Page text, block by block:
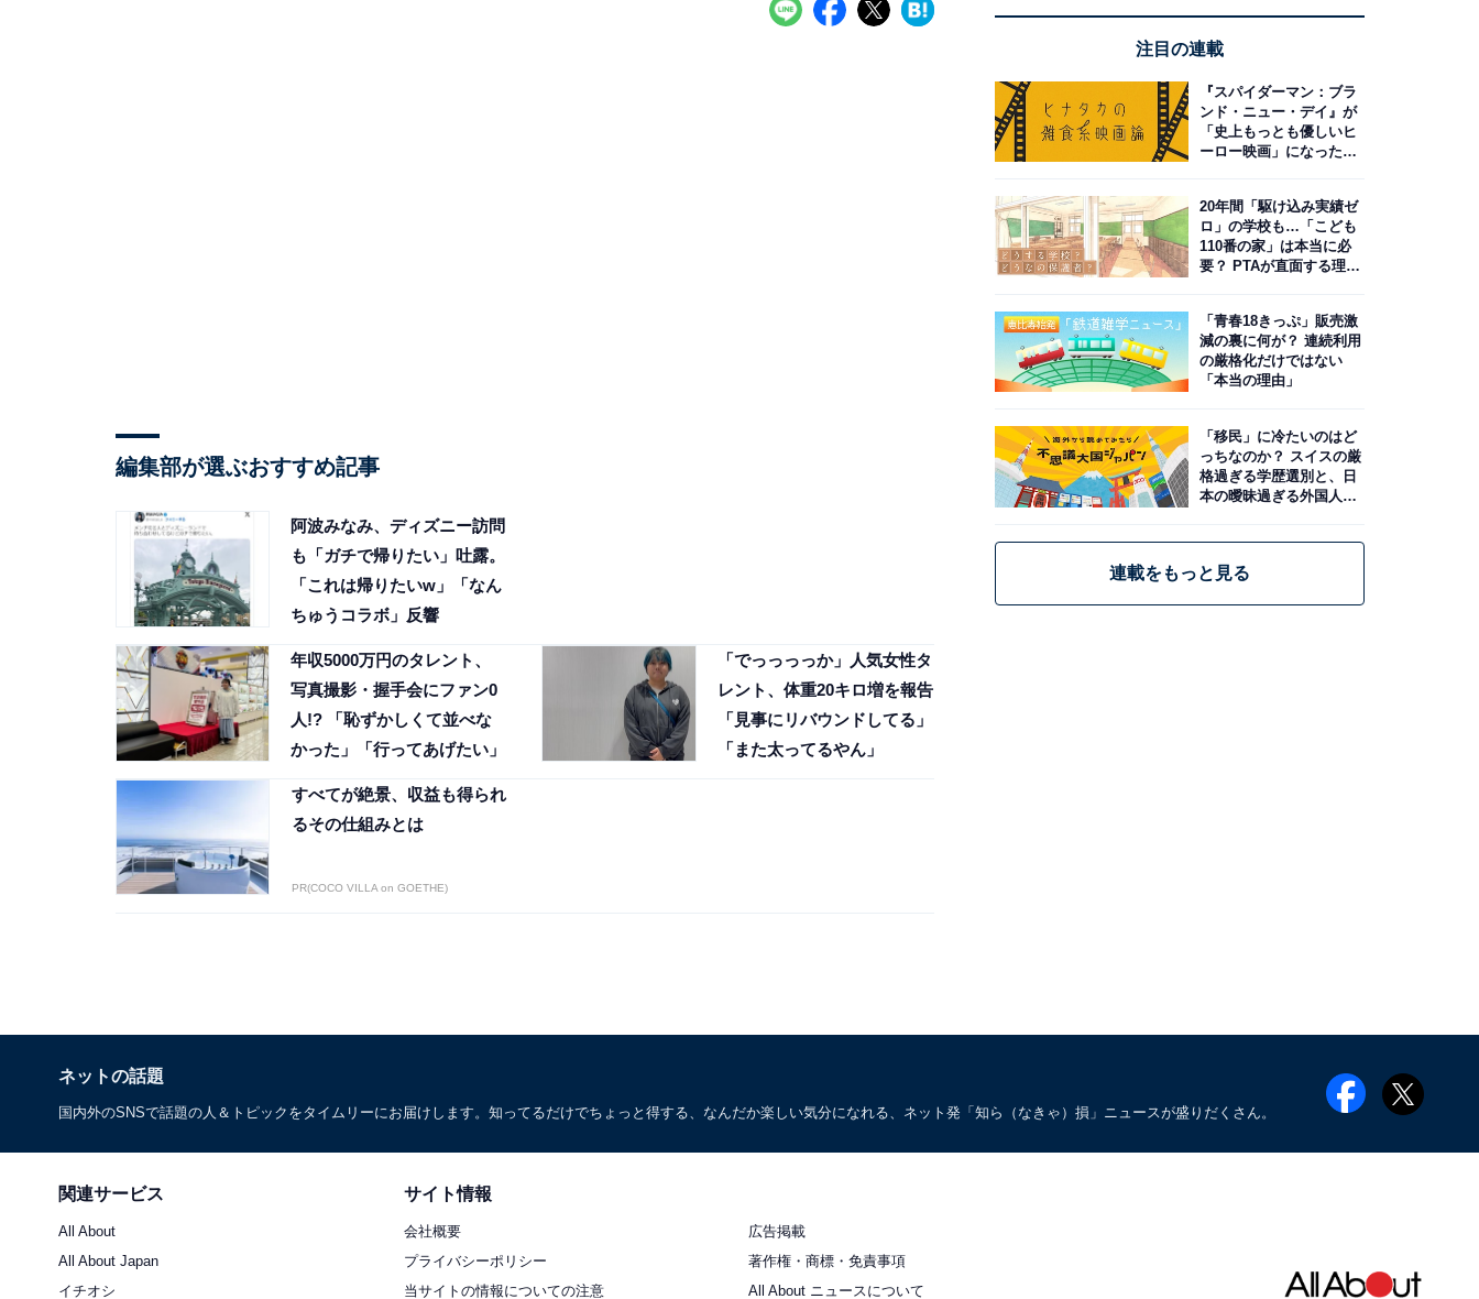
編集部が選ぶおすすめ記事
阿波みなみ、ディズニー訪問
も「ガチで帰りたい」吐露。
「これは帰りたいw」「なん
ちゅうコラボ」反響
年収5000万円のタレント、
写真撮影・握手会にファン0
人!? 「恥ずかしくて並べな
かった」「行ってあげたい」
「でっっっっか」人気女性タ
レント、体重20キロ増を報告
「見事にリバウンドしてる」
「また太ってるやん」
すべてが絶景、収益も得られ
るその仕組みとは
PR(COCO VILLA on GOETHE)
注目の連載
『スパイダーマン：ブラ
ンド・ニュー・デイ』が
「史上もっとも優しいヒ
ーロー映画」になった理
20年間「駆け込み実績ゼ
ロ」の学校も…「こども
110番の家」は本当に必
要？ PTAが直面する理想
「青春18きっぷ」販売激
減の裏に何が？ 連続利用
の厳格化だけではない
「本当の理由」
「移民」に冷たいのはど
っちなのか？ スイスの厳
格過ぎる学歴選別と、日
本の曖昧過ぎる外国人政
連載をもっと見る
ネットの話題
国内外のSNSで話題の人＆トピックをタイムリーにお届けします。知ってるだけでちょっと得する、なんだか楽しい気分になれる、ネット発「知ら（なきゃ）損」ニュースが盛りだくさん。
関連サービス
All About
All About Japan
イチオシ
サイト情報
会社概要
広告掲載
プライバシーポリシー
著作権・商標・免責事項
当サイトの情報についての注意
All About ニュースについて